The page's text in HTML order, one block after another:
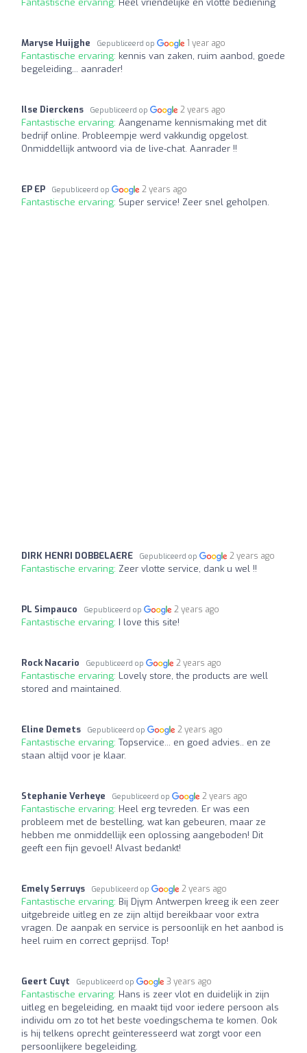
Maryse Huijghe Gepubliceerd op 1 year ago
Fantastische ervaring: kennis van zaken, ruim aanbod, goede
begeleiding... aanrader!
Ilse Dierckens Gepubliceerd op 2 years ago
Fantastische ervaring: Aangename kennismaking met dit
bedrijf online. Probleempje werd vakkundig opgelost.
Onmiddellijk antwoord via de live-chat. Aanrader !!
EP EP Gepubliceerd op 2 years ago
Fantastische ervaring: Super service! Zeer snel geholpen.
DIRK HENRI DOBBELAERE Gepubliceerd op 2 years ago
Fantastische ervaring: Zeer vlotte service, dank u wel !!
PL Simpauco Gepubliceerd op 2 years ago
Fantastische ervaring: I love this site!
Rock Nacario Gepubliceerd op 2 years ago
Fantastische ervaring: Lovely store, the products are well
stored and maintained.
Eline Demets Gepubliceerd op 2 years ago
Fantastische ervaring: Topservice... en goed advies.. en ze
staan altijd voor je klaar.
Stephanie Verheye Gepubliceerd op 2 years ago
Fantastische ervaring: Heel erg tevreden. Er was een
probleem met de bestelling, wat kan gebeuren, maar ze
hebben me onmiddellijk een oplossing aangeboden! Dit
geeft een fijn gevoel! Alvast bedankt!
Emely Serruys Gepubliceerd op 2 years ago
Fantastische ervaring: Bij Djym Antwerpen kreeg ik een zeer
uitgebreide uitleg en ze zijn altijd bereikbaar voor extra
vragen. De aanpak en service is persoonlijk en het aanbod is
heel ruim en correct geprijsd. Top!
Geert Cuyt Gepubliceerd op 3 years ago
Fantastische ervaring: Hans is zeer vlot en duidelijk in zijn
uitleg en begeleiding, en maakt tijd voor iedere persoon als
individu om zo tot het beste voedingschema te komen. Ook
is hij telkens oprecht geïnteresseerd wat zorgt voor een
persoonlijkere begeleiding.